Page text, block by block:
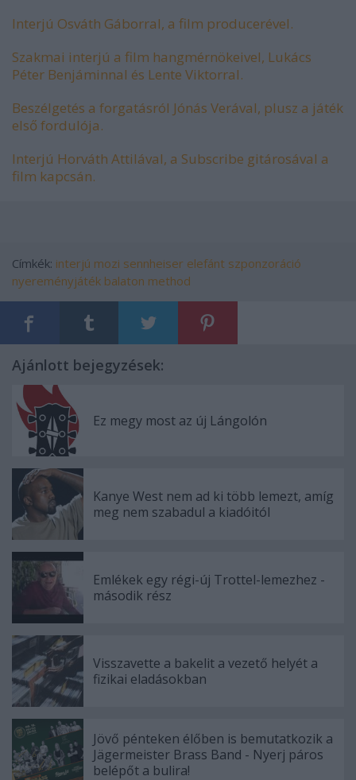
Interjú Osváth Gáborral, a film producerével.
Szakmai interjú a film hangmérnökeivel, Lukács
Péter Benjáminnal és Lente Viktorral.
Beszélgetés a forgatásról Jónás Verával, plusz a játék
első fordulója.
Interjú Horváth Attilával, a Subscribe gitárosával a
film kapcsán.
Címkék: interjú mozi sennheiser elefánt szponzoráció
nyereményjáték balaton method
Ajánlott bejegyzések:
Ez megy most az új Lángolón
Kanye West nem ad ki több lemezt, amíg
meg nem szabadul a kiadóitól
Emlékek egy régi-új Trottel-lemezhez -
második rész
Visszavette a bakelit a vezető helyét a
fizikai eladásokban
Jövő pénteken élőben is bemutatkozik a
Jägermeister Brass Band - Nyerj páros
belépőt a bulira!